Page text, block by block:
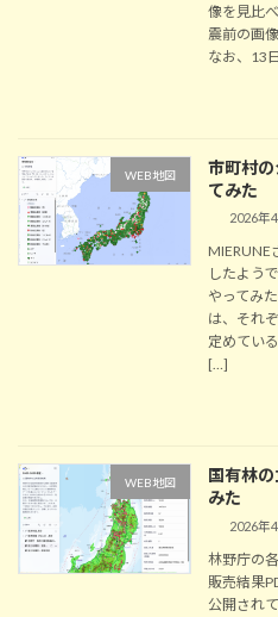
像を見比
震前の画
なお、13
WEB地図
市町村
てみた
2026年
MIERUNE
したよう
やってみ
は、それ
定めてい
[…]
WEB地図
国有林
みた
2026年
林野庁の
販売結果
公開され